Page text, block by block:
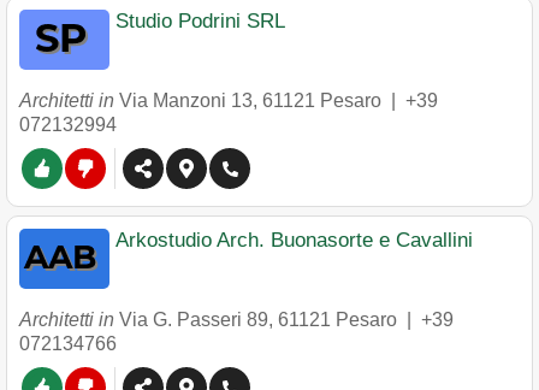
Studio Podrini SRL
Architetti in Via Manzoni 13, 61121 Pesaro
+39
072132994
Arkostudio Arch. Buonasorte e Cavallini
Architetti in Via G. Passeri 89, 61121 Pesaro
+39
072134766